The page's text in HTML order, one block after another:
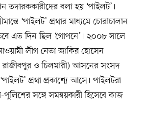
তদারককারীদের বলা হয় ‘পাইলট’।
‘পাইলট’ প্রথার মাধ্যমে চোরাচালান
এত দিন ছিল ‘গোপনে’। ২০০৮ সালে
লীগ নেতা জাকির হোসেন
রাজীবপুর ও চিলমারী) আসনের সংসদ
প্রথা প্রকাশ্যে আসে। পাইলটরা
পুলিশের সঙ্গে সমন্বয়কারী হিসেবে কাজ